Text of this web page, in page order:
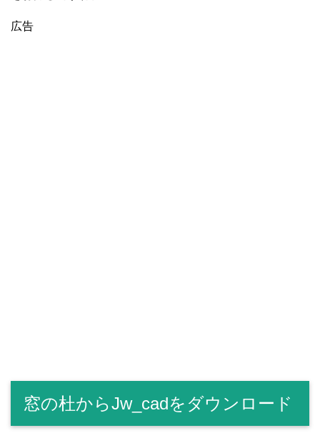
広告
窓の杜からJw_cadをダウンロード